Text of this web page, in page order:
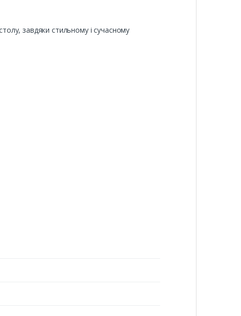
завдяки стильному і сучасному